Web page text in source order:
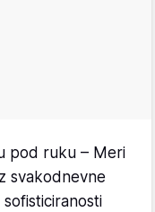
pod ruku – Meri
svakodnevne